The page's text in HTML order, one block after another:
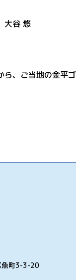
谷 悠
ら、ご当地の金平
魚町3-3-20